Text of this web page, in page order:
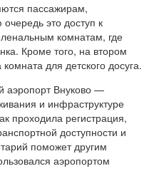
пассажирам,
это доступ к
комнатам, где
Кроме того, на втором
для детского досуга.
аэропорт Внуково —
и инфраструктуре
проходила регистрация,
доступности и
поможет другим
аэропортом